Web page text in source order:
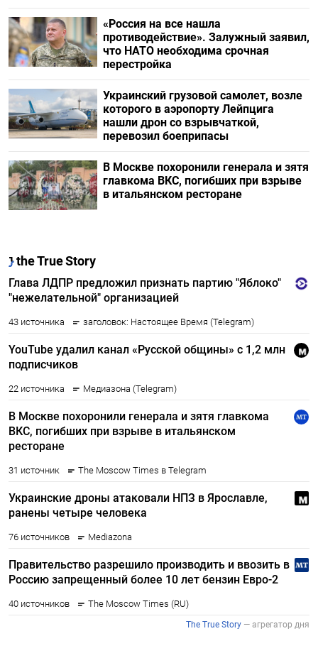
«Россия на все нашла
противодействие». Залужный заявил,
что НАТО необходима срочная
перестройка
Украинский грузовой самолет, возле
которого в аэропорту Лейпцига
нашли дрон со взрывчаткой,
перевозил боеприпасы
В Москве похоронили генерала и зятя
главкома ВКС, погибших при взрыве
в итальянском ресторане